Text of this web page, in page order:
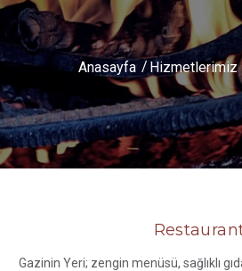
Anasayfa Hizmetlerimiz
Gazinin Yeri; zengin menüsü, sağlıklı